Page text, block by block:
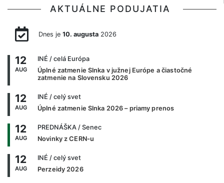
AKTUÁLNE PODUJATIA
Dnes je 10. augusta2026
12
AUG
INÉ / celá Európa
Úplné zatmenie Slnka v južnej Európe a čiastočné
zatmenie na Slovensku 2026
12
AUG
INÉ / celý svet
Úplné zatmenie Slnka 2026 – priamy prenos
12
AUG
PREDNÁŠKA / Senec
Novinky z CERN-u
12
AUG
INÉ / celý svet
Perzeidy 2026